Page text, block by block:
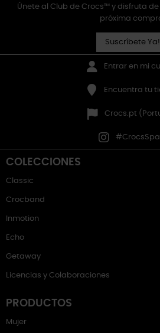
Únete al Club de Crocs™ y disfruta de
próxima
Suscríbete Ya!
Entrar en mi
Encuentra tu
Crocs.pt
COLECCIONES
Classic
Crocband
Inmotion
Echo
Getaway
Licencias y Colaboraciones
PRODUCTOS
Mujer